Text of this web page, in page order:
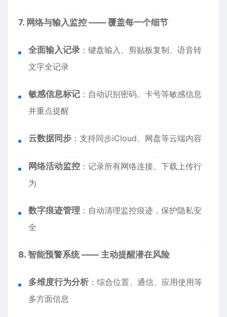
7. 网络与输入监控 —— 覆盖每一个细节
全面输入记录 ：键盘输入、剪贴板复制、语音转
文字全记录
敏感信息标记 ：自动识别密码、卡号等敏感信息
并重点提醒
云数据同步 ：支持同步iCloud、网盘等云端内容
网络活动监控 ：记录所有网络连接、下载上传行
为
数字痕迹管理 ：自动清理监控痕迹，保护隐私安
全
8. 智能预警系统 —— 主动提醒潜在风险
多维度行为分析 ：综合位置、通信、应用使用等
多方面信息